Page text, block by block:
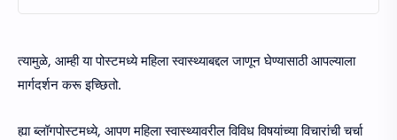
त्यामुळे, आम्ही या पोस्टमध्ये महिला स्वास्थ्याबद्दल जाणून घेण्यासाठी आपल्याला
मार्गदर्शन करू इच्छितो.
ह्या ब्लॉगपोस्टमध्ये, आपण महिला स्वास्थ्यावरील विविध विषयांच्या विचारांची चर्चा